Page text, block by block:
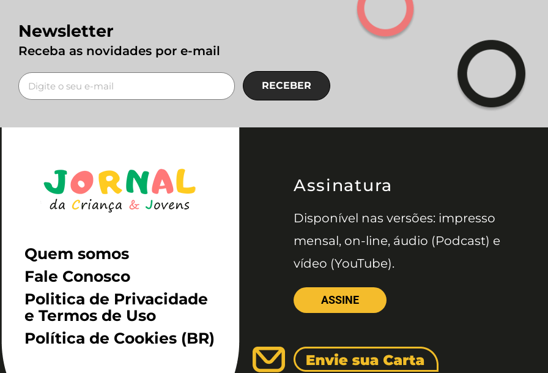
Newsletter
Receba as novidades por e-mail
RECEBER
Quem somos
Fale Conosco
Politica de Privacidade
e Termos de Uso
Política de Cookies (BR)
Assinatura
Disponível nas versões: impresso
mensal, on-line, áudio (Podcast) e
vídeo (YouTube).
ASSINE